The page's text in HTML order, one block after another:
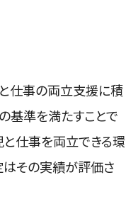
と仕事の両立支援に積
基準を満たすことで
と仕事を両立できる環
はその実績が評価さ